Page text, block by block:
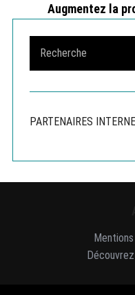
Augmentez la
a
r
h
:
PARTENAIRES